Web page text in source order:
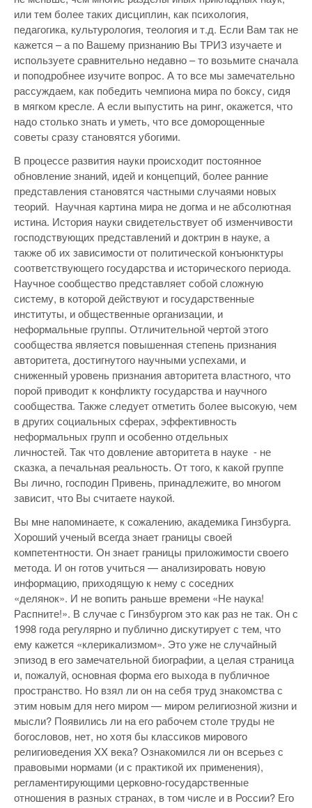
или тем более таких дисциплин, как психология,
педагогика, культурология, теология и т.д. Если Вам так не
кажется – а по Вашему признанию Вы ТРИЗ изучаете и
используете сравнительно недавно – то возьмите сначала
и поподробнее изучите вопрос. А то все мы замечательно
рассуждаем, как победить чемпиона мира по боксу, сидя
в мягком кресле. А если выпустить на ринг, окажется, что
надо столько знать и уметь, что все доморощенные
советы сразу становятся убогими.
В процессе развития науки происходит постоянное
обновление знаний, идей и концепций, более ранние
представления становятся частными случаями новых
теорий. Научная картина мира не догма и не абсолютная
истина. История науки свидетельствует об изменчивости
господствующих представлений и доктрин в науке, а
также об их зависимости от политической конъюнктуры
соответствующего государства и исторического периода.
Научное сообщество представляет собой сложную
систему, в которой действуют и государственные
институты, и общественные организации, и
неформальные группы. Отличительной чертой этого
сообщества является повышенная степень признания
авторитета, достигнутого научными успехами, и
сниженный уровень признания авторитета властного, что
порой приводит к конфликту государства и научного
сообщества. Также следует отметить более высокую, чем
в других социальных сферах, эффективность
неформальных групп и особенно отдельных
личностей. Так что довление авторитета в науке - не
сказка, а печальная реальность. От того, к какой группе
Вы лично, господин Привень, принадлежите, во многом
зависит, что Вы считаете наукой.
Вы мне напоминаете, к сожалению, академика Гинзбурга.
Хороший ученый всегда знает границы своей
компетентности. Он знает границы приложимости своего
метода. И он готов учиться — анализировать новую
информацию, приходящую к нему с соседних
«делянок». И не вопить раньше времени «Не наука!
Распните!». В случае с Гинзбургом это как раз не так. Он с
1998 года регулярно и публично дискутирует с тем, что
ему кажется «клерикализмом». Это уже не случайный
эпизод в его замечательной биографии, а целая страница
и, пожалуй, основная форма его выхода в публичное
пространство. Но взял ли он на себя труд знакомства с
этим новым для него миром — миром религиозной жизни и
мысли? Появились ли на его рабочем столе труды не
богословов, нет, но хотя бы классиков мирового
религиоведения XX века? Ознакомился ли он всерьез с
правовыми нормами (и с практикой их применения),
регламентирующими церковно-государственные
отношения в разных странах, в том числе и в России? Его